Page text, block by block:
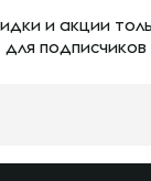
и акции
для подписчиков